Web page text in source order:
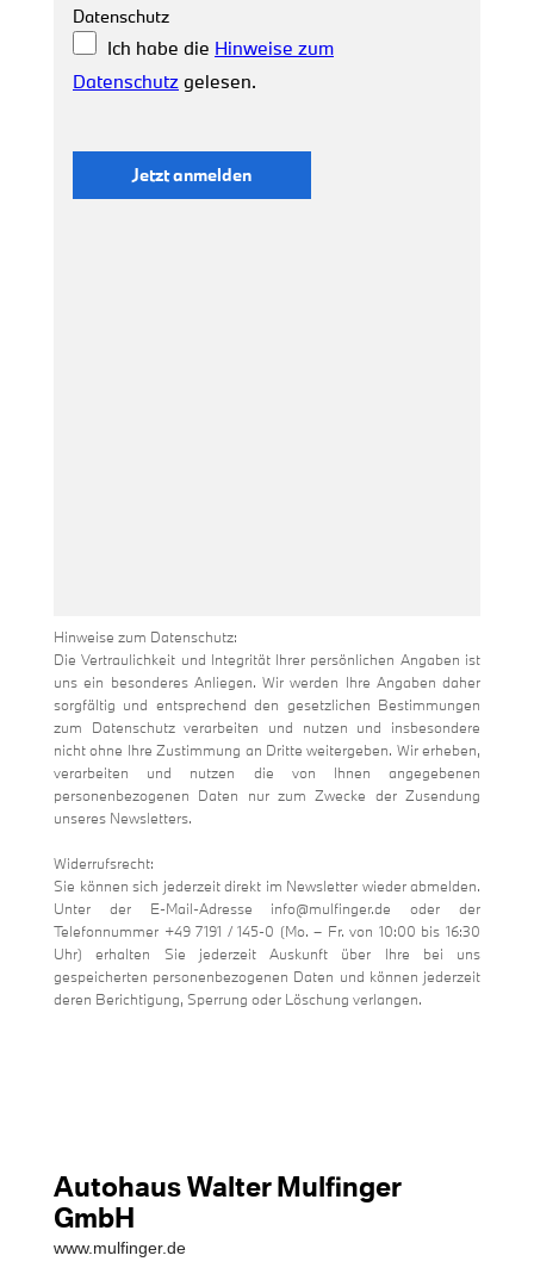
Hinweise zum Datenschutz:
Die Vertraulichkeit und Integrität Ihrer persönlichen Angaben ist
uns ein besonderes Anliegen. Wir werden Ihre Angaben daher
sorgfältig und entsprechend den gesetzlichen Bestimmungen
zum Datenschutz verarbeiten und nutzen und insbesondere
nicht ohne Ihre Zustimmung an Dritte weitergeben. Wir erheben,
verarbeiten und nutzen die von Ihnen angegebenen
personenbezogenen Daten nur zum Zwecke der Zusendung
unseres Newsletters.
Widerrufsrecht:
Sie können sich jederzeit direkt im Newsletter wieder abmelden.
Unter der E-Mail-Adresse info@mulfinger.de oder der
Telefonnummer +49 7191 / 145-0 (Mo. – Fr. von 10:00 bis 16:30
Uhr) erhalten Sie jederzeit Auskunft über Ihre bei uns
gespeicherten personenbezogenen Daten und können jederzeit
deren Berichtigung, Sperrung oder Löschung verlangen.
Autohaus Walter Mulfinger
GmbH
www.mulfinger.de